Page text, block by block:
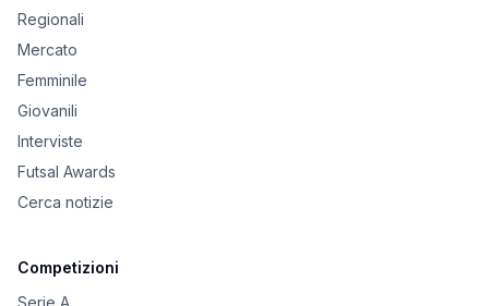
Regionali
Mercato
Femminile
Giovanili
Interviste
Futsal Awards
Cerca notizie
Competizioni
Serie A